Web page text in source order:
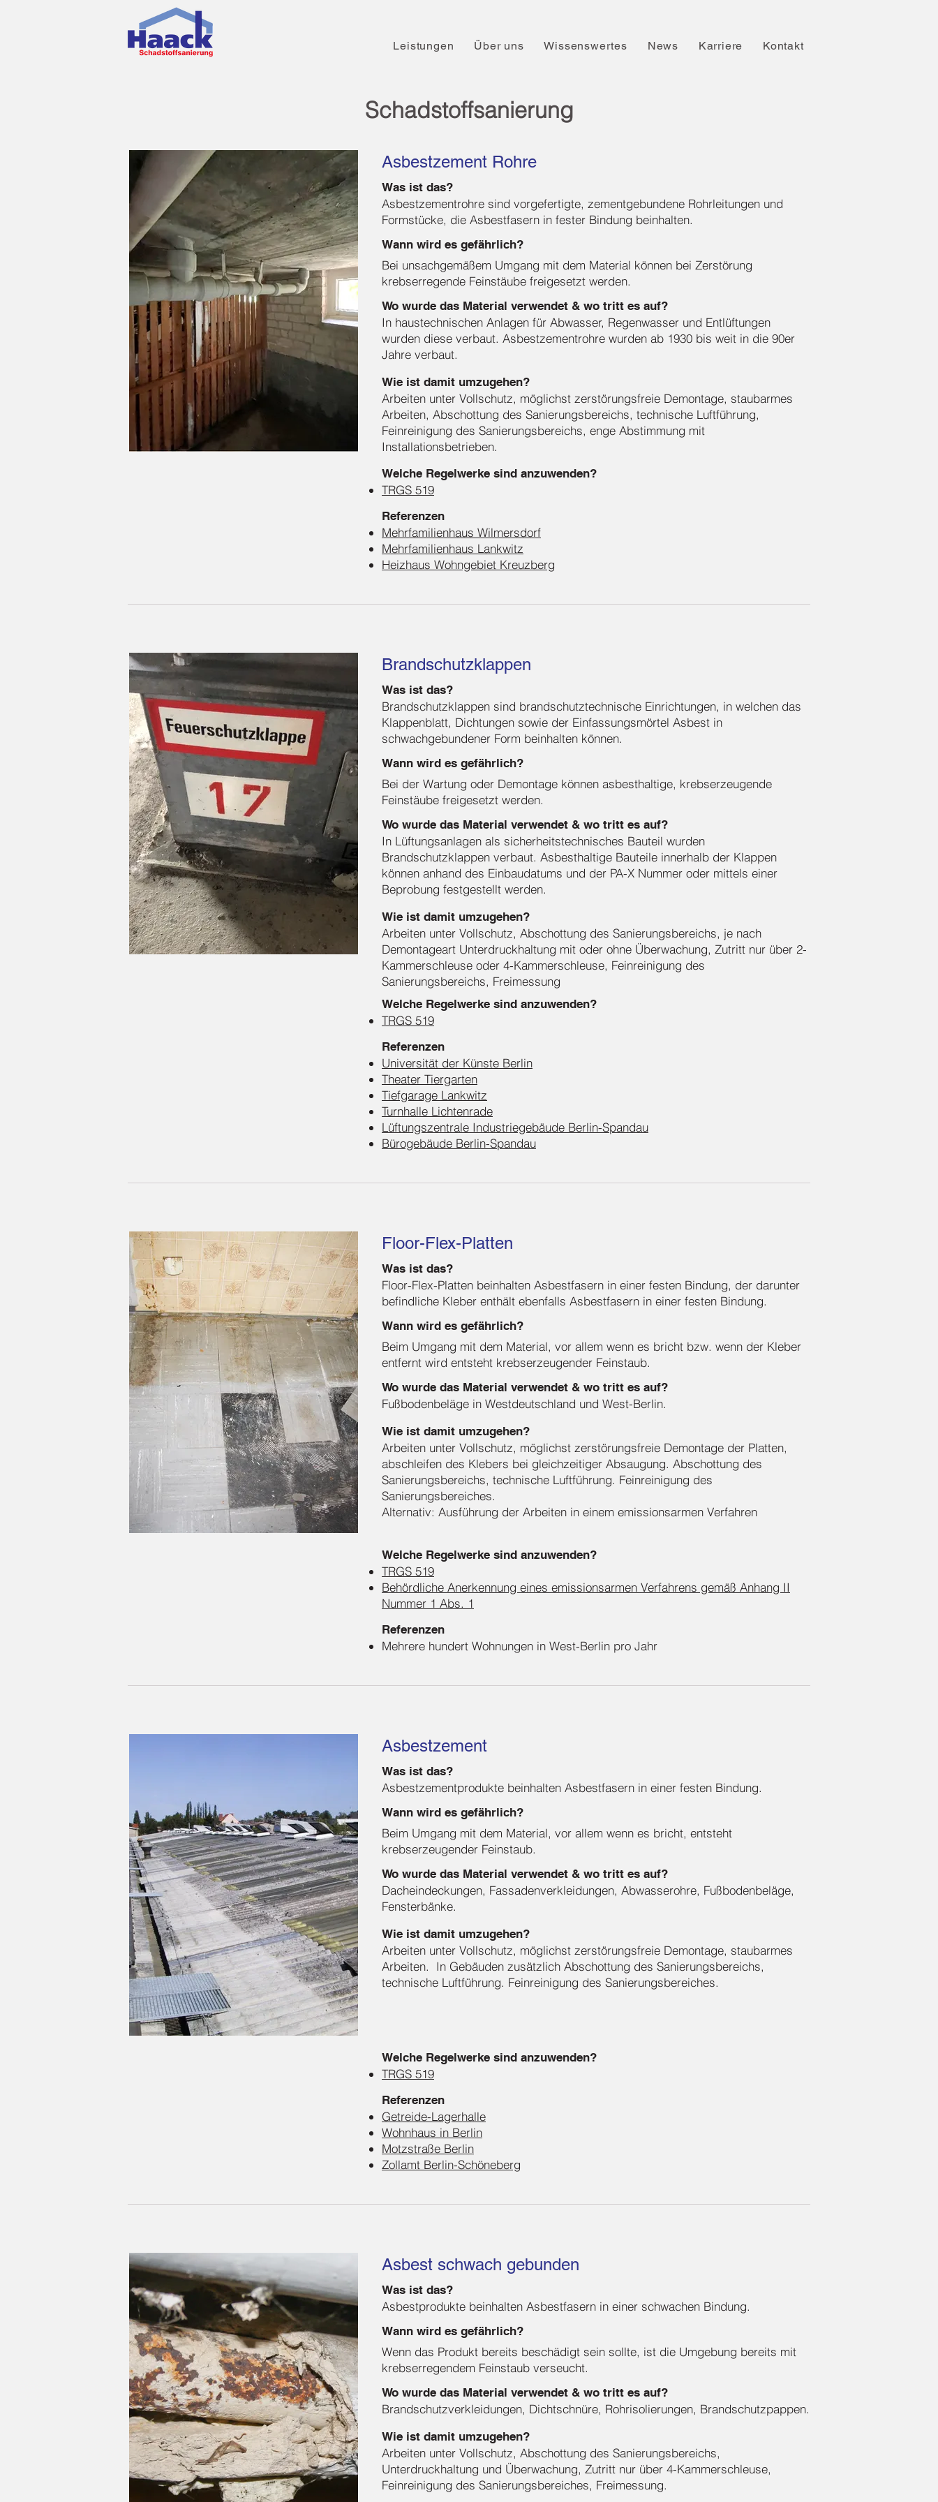
Leistungen Über uns Wissenswertes News Karriere Kontakt
Schadstoffsanierung
Asbestzement Rohre
Was ist das?
Asbestzementrohre sind vorgefertigte, zementgebundene Rohrleitungen und
Formstücke, die Asbestfasern in fester Bindung beinhalten.
Wann wird es gefährlich?
Bei unsachgemäßem Umgang mit dem Material können bei Zerstörung
krebserregende Feinstäube freigesetzt werden.
Wo wurde das Material verwendet & wo tritt es auf?
In haustechnischen Anlagen für Abwasser, Regenwasser und Entlüftungen
wurden diese verbaut. Asbestzementrohre wurden ab 1930 bis weit in die 90er
Jahre verbaut.
Wie ist damit umzugehen?
Arbeiten unter Vollschutz, möglichst zerstörungsfreie Demontage, staubarmes
Arbeiten, Abschottung des Sanierungsbereichs, technische Luftführung,
Feinreinigung des Sanierungsbereichs, enge Abstimmung mit
Installationsbetrieben.
Welche Regelwerke sind anzuwenden?
TRGS 519
Referenzen
Mehrfamilienhaus Wilmersdorf
Mehrfamilienhaus Lankwitz
Heizhaus Wohngebiet Kreuzberg
Brandschutzklappen
Was ist das?
Brandschutzklappen sind brandschutztechnische Einrichtungen, in welchen das
Klappenblatt, Dichtungen sowie der Einfassungsmörtel Asbest in
schwachgebundener Form beinhalten können.
Wann wird es gefährlich?
Bei der Wartung oder Demontage können asbesthaltige, krebserzeugende
Feinstäube freigesetzt werden.
Wo wurde das Material verwendet & wo tritt es auf?
In Lüftungsanlagen als sicherheitstechnisches Bauteil wurden
Brandschutzklappen verbaut. Asbesthaltige Bauteile innerhalb der Klappen
können anhand des Einbaudatums und der PA-X Nummer oder mittels einer
Beprobung festgestellt werden.
Wie ist damit umzugehen?
Arbeiten unter Vollschutz, Abschottung des Sanierungsbereichs, je nach
Demontageart Unterdruckhaltung mit oder ohne Überwachung, Zutritt nur über 2-
Kammerschleuse oder 4-Kammerschleuse, Feinreinigung des
Sanierungsbereichs, Freimessung
Welche Regelwerke sind anzuwenden?
TRGS 519
Referenzen
Universität der Künste Berlin
Theater Tiergarten
Tiefgarage Lankwitz
Turnhalle Lichtenrade
Lüftungszentrale Industriegebäude Berlin-Spandau
Bürogebäude Berlin-Spandau
Floor-Flex-Platten
Was ist das?
Floor-Flex-Platten beinhalten Asbestfasern in einer festen Bindung, der darunter
befindliche Kleber enthält ebenfalls Asbestfasern in einer festen Bindung.
Wann wird es gefährlich?
Beim Umgang mit dem Material, vor allem wenn es bricht bzw. wenn der Kleber
entfernt wird entsteht krebserzeugender Feinstaub.
Wo wurde das Material verwendet & wo tritt es auf?
Fußbodenbeläge in Westdeutschland und West-Berlin.
Wie ist damit umzugehen?
Arbeiten unter Vollschutz, möglichst zerstörungsfreie Demontage der Platten,
abschleifen des Klebers bei gleichzeitiger Absaugung. Abschottung des
Sanierungsbereichs, technische Luftführung. Feinreinigung des
Sanierungsbereiches.
Alternativ: Ausführung der Arbeiten in einem emissionsarmen Verfahren
Welche Regelwerke sind anzuwenden?
TRGS 519
Behördliche Anerkennung eines emissionsarmen Verfahrens gemäß Anhang II
Nummer 1 Abs. 1
Referenzen
Mehrere hundert Wohnungen in West-Berlin pro Jahr
Asbestzement
Was ist das?
Asbestzementprodukte beinhalten Asbestfasern in einer festen Bindung.
Wann wird es gefährlich?
Beim Umgang mit dem Material, vor allem wenn es bricht, entsteht
krebserzeugender Feinstaub.
Wo wurde das Material verwendet & wo tritt es auf?
Dacheindeckungen, Fassadenverkleidungen, Abwasserohre, Fußbodenbeläge,
Fensterbänke.
Wie ist damit umzugehen?
Arbeiten unter Vollschutz, möglichst zerstörungsfreie Demontage, staubarmes
Arbeiten. In Gebäuden zusätzlich Abschottung des Sanierungsbereichs,
technische Luftführung. Feinreinigung des Sanierungsbereiches.
Welche Regelwerke sind anzuwenden?
TRGS 519
Referenzen
Getreide-Lagerhalle
Wohnhaus in Berlin
Motzstraße Berlin
Zollamt Berlin-Schöneberg
Asbest schwach gebunden
Was ist das?
Asbestprodukte beinhalten Asbestfasern in einer schwachen Bindung.
Wann wird es gefährlich?
Wenn das Produkt bereits beschädigt sein sollte, ist die Umgebung bereits mit
krebserregendem Feinstaub verseucht.
Wo wurde das Material verwendet & wo tritt es auf?
Brandschutzverkleidungen, Dichtschnüre, Rohrisolierungen, Brandschutzpappen.
Wie ist damit umzugehen?
Arbeiten unter Vollschutz, Abschottung des Sanierungsbereichs,
Unterdruckhaltung und Überwachung, Zutritt nur über 4-Kammerschleuse,
Feinreinigung des Sanierungsbereiches, Freimessung.